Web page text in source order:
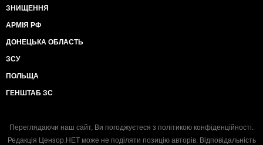
ЗНИЩЕННЯ
АРМІЯ РФ
ДОНЕЦЬКА ОБЛАСТЬ
ЗСУ
ПОЛЬЩА
ГЕНШТАБ ЗС
Переглядаючи наш сайт, Ви погоджуєтеся з політикою конфіденційності.
Редакція Цензор.НЕТ може не поділяти позицію авторів. Відповідальність